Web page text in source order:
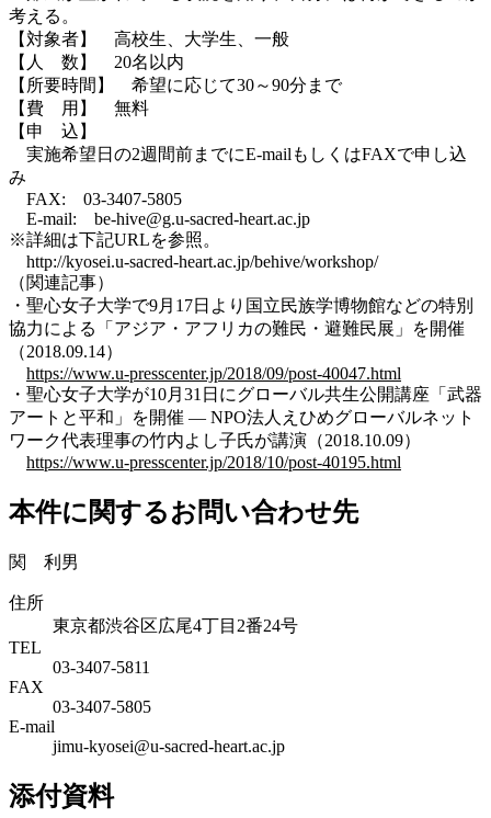
考える。
【対象者】 高校生、大学生、一般
【人 数】 20名以内
【所要時間】 希望に応じて30～90分まで
【費 用】 無料
【申 込】
実施希望日の2週間前までにE-mailもしくはFAXで申し込
み
FAX: 03-3407-5805
E-mail: be-hive@g.u-sacred-heart.ac.jp
※詳細は下記URLを参照。
http://kyosei.u-sacred-heart.ac.jp/behive/workshop/
（関連記事）
・聖心女子大学で9月17日より国立民族学博物館などの特別
協力による「アジア・アフリカの難民・避難民展」を開催
（2018.09.14）
https://www.u-presscenter.jp/2018/09/post-40047.html
・聖心女子大学が10月31日にグローバル共生公開講座「武器
アートと平和」を開催 — NPO法人えひめグローバルネット
ワーク代表理事の竹内よし子氏が講演（2018.10.09）
https://www.u-presscenter.jp/2018/10/post-40195.html
本件に関するお問い合わせ先
関 利男
住所
東京都渋谷区広尾4丁目2番24号
TEL
03-3407-5811
FAX
03-3407-5805
E-mail
jimu-kyosei@u-sacred-heart.ac.jp
添付資料